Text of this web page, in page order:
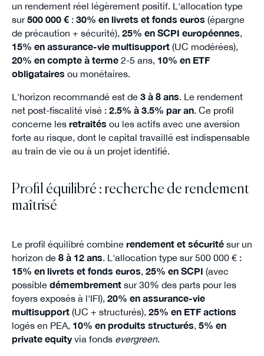
un rendement réel légèrement positif. L'allocation type
sur500 000 €: 30% en livrets et fonds euros (épargne
de précaution + sécurité), 25% en SCPI européennes,
15% en assurance-vie multisupport(UC modérées),
20% en compte à terme2-5 ans, 10% en ETF
obligataires ou monétaires.
L'horizon recommandé est de 3 à 8 ans. Le rendement
net post-fiscalité visé : 2.5% à 3.5% par an. Ce profil
concerne les retraités ou les actifs avec une aversion
forte au risque, dont le capital travaillé est indispensable
au train de vie ou à un projet identifié.
Profil équilibré : recherche de rendement
maîtrisé
Le profil équilibré combine rendement et sécuritésur un
horizon de 8 à 12 ans. L'allocation type sur 500 000 € :
15% en livrets et fonds euros, 25% en SCPI (avec
possible démembrementsur 30% des parts pour les
foyers exposés à l'IFI), 20% en assurance-vie
multisupport(UC + structurés), 25% en ETF actions
logés en PEA, 10% en produits structurés, 5% en
private equityvia fonds evergreen.